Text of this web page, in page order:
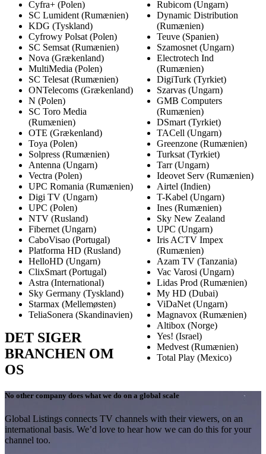
Cyfra+ (Polen)
SC Lumident (Rumænien)
KDG (Tyskland)
Cyfrowy Polsat (Polen)
SC Semsat (Rumænien)
Nova (Grækenland)
MultiMedia (Polen)
SC Telesat (Rumænien)
ONTelecoms (Grækenland)
N (Polen)
SC Toro Media
(Rumænien)
OTE (Grækenland)
Toya (Polen)
Solpress (Rumænien)
Antenna (Ungarn)
Vectra (Polen)
UPC Romania (Rumænien)
Digi TV (Ungarn)
UPC (Polen)
NTV (Rusland)
Fibernet (Ungarn)
CaboVisao (Portugal)
Platforma HD (Rusland)
HelloHD (Ungarn)
ClixSmart (Portugal)
Astra (International)
Sky Germany (Tyskland)
Starmax (Mellemøsten)
TeliaSonera (Skandinavien)
Rubicom (Ungarn)
Dynamic Distribution
(Rumænien)
Teuve (Spanien)
Szamosnet (Ungarn)
Electrotech Ind
(Rumænien)
DigiTurk (Tyrkiet)
Szarvas (Ungarn)
GMB Computers
(Rumænien)
DSmart (Tyrkiet)
TACell (Ungarn)
Greenzone (Rumænien)
Turksat (Tyrkiet)
Tarr (Ungarn)
Ideovet Serv (Rumænien)
Airtel (Indien)
T-Kabel (Ungarn)
Ines (Rumænien)
Sky New Zealand
UPC (Ungarn)
Iris ACTV Impex
(Rumænien)
Azam TV (Tanzania)
Vac Varosi (Ungarn)
Lidas Prod (Rumænien)
My HD (Dubai)
ViDaNet (Ungarn)
Magnavox (Rumænien)
Altibox (Norge)
Yes! (Israel)
Medvest (Rumænien)
Total Play (Mexico)
DET SIGER
BRANCHEN OM
OS
No other company does what we do on a global scale
Global Listings connects TV channels with their viewers, on an
international basis. We’d love to hear how we can do this for your
channel too.